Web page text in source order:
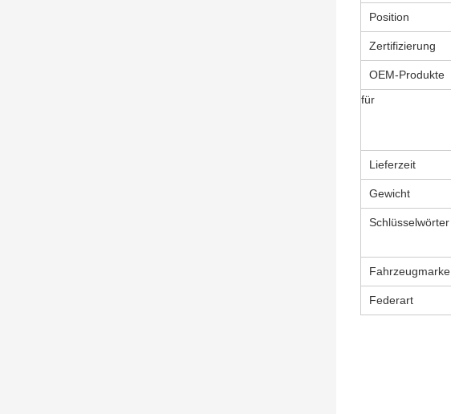
Position
Zertifizierung
OEM-Produkte
für
Lieferzeit
Gewicht
Schlüsselwörter
Fahrzeugmarke
Federart